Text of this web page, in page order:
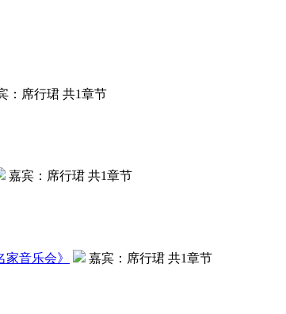
： 席行珺 共1章节
嘉宾： 席行珺 共1章节
家音乐会》 嘉宾： 席行珺 共1章节